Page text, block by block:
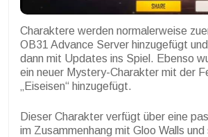
Charaktere werden normalerweise
OB31 Advance Server hinzugefügt
dann mit Updates ins Spiel. Ebenso
ein neuer Mystery-Charakter mit der
„Eiseisen“ hinzugefügt.
Dieser Charakter verfügt über eine
im Zusammenhang mit Gloo Walls